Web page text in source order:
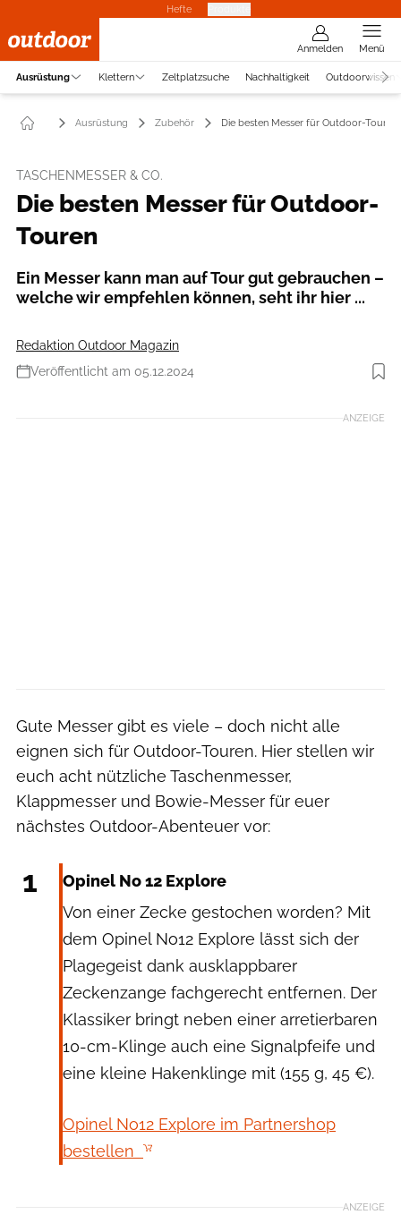
Hefte
Anmelden Menü
Ausrüstung Klettern Zeltplatzsuche Nachhaltigkeit Outdoorwissen
Ausrüstung Zubehör Die besten Messer für Outdoor-Touren
TASCHENMESSER & CO.
Die besten Messer für Outdoor-
Touren
Ein Messer kann man auf Tour gut gebrauchen –
welche wir empfehlen können, seht ihr hier ...
Redaktion Outdoor Magazin
Veröffentlicht am 05.12.2024
Foto: Studio Nordbahnhof
ANZEIGE
Gute Messer gibt es viele – doch nicht alle
eignen sich für Outdoor-Touren. Hier stellen wir
euch acht nützliche Taschenmesser,
Klappmesser und Bowie-Messer für euer
nächstes Outdoor-Abenteuer vor:
1
Opinel No 12 Explore
Von einer Zecke gestochen worden? Mit
dem Opinel No12 Explore lässt sich der
Plagegeist dank ausklappbarer
Zeckenzange fachgerecht entfernen. Der
Klassiker bringt neben einer arretierbaren
10-cm-Klinge auch eine Signalpfeife und
eine kleine Hakenklinge mit (155 g, 45 €).
Opinel No12 Explore im Partnershop
bestellen
ANZEIGE